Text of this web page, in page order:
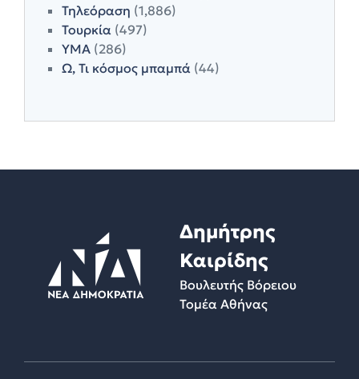
Τηλεόραση (1,886)
Τουρκία (497)
ΥΜΑ (286)
Ω, Τι κόσμος μπαμπά (44)
Δημήτρης
Καιρίδης
Βουλευτής Βόρειου
Τομέα Αθήνας